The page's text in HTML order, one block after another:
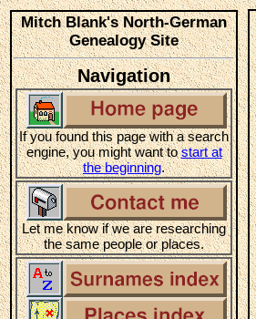
Mitch Blank's North-German
Genealogy Site
Navigation
If you found this page with a search
engine, you might want tostart at
the beginning.
Let me know if we are researching
the same people or places.